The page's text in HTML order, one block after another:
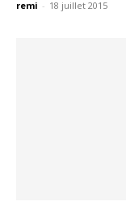
remi - 18 juillet 2015